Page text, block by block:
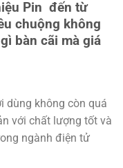
Pin đến từ
chuộng không
bàn cãi mà giá
dùng không còn quá
với chất lượng tốt và
ngành điện tử